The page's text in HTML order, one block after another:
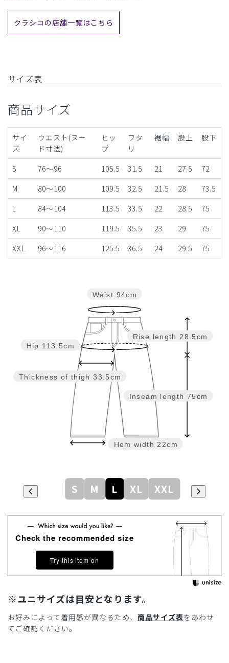
クラシコの店舗一覧はこちら
サイズ表
商品サイズ
サイ
ズ
ウエスト(ヌー
ド寸法)
ヒッ
プ
ワタ
リ
裾幅 股上 股下
S 76～96 105.5 31.5 21 27.5
72
M
80～100 109.5 32.5 21.5 28
73.5
L
84～104 113.5 33.5 22 28.5
75
XL
90～110 119.5 35.5 23 29
75
XXL
96～116 125.5 36.5 24 29.5 75
Inseam length 75cm
Rise length 28.5cm
Hem width 22cm
Thickness of thigh 33.5cm
Hip 113.5cm
Waist 94cm
S M L XL XXL
Check the recommended size
Try this item on
※ユニサイズは目安となります。
お好みによって着用感が異なるため、 商品サイズ表をあわせ
てご確認ください。